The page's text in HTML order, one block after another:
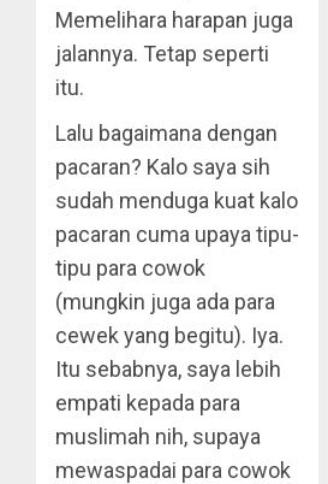
Memelihara harapan juga
jalannya. Tetap seperti
itu.
Lalu bagaimana dengan
pacaran? Kalo saya sih
sudah menduga kuat kalo
pacaran cuma upaya tipu-
tipu para cowok
(mungkin juga ada para
cewek yang begitu). Iya.
Itu sebabnya, saya lebih
empati kepada para
muslimah nih, supaya
mewaspadai para cowok